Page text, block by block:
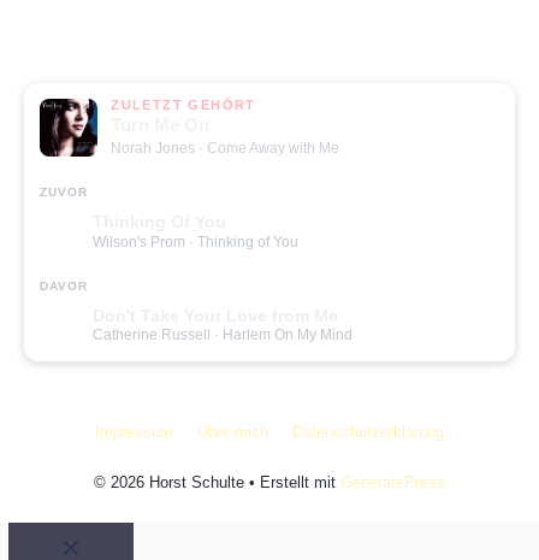
ZULETZT GEHÖRT
Norah Jones · Come Away with Me
ZUVOR
Wilson's Prom · Thinking of You
DAVOR
Catherine Russell · Harlem On My Mind
Impressum Über mich Datenschutzerklärung
© 2026 Horst Schulte • Erstellt mit GeneratePress